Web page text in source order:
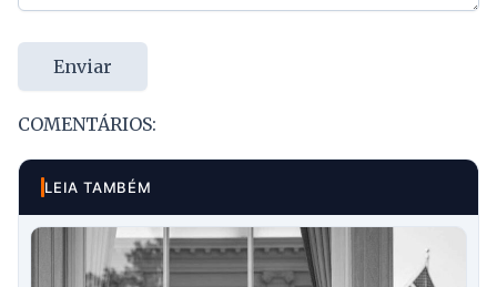
Enviar
COMENTÁRIOS:
LEIA TAMBÉM